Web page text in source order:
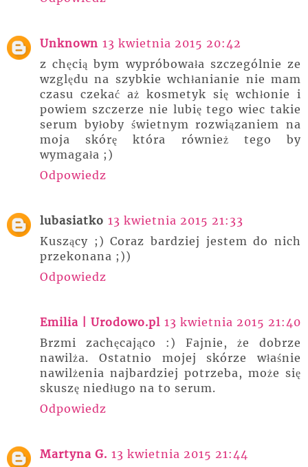
Unknown 13 kwietnia 2015 20:42
z chęcią bym wypróbowała szczególnie ze
względu na szybkie wchłanianie nie mam
czasu czekać aż kosmetyk się wchłonie i
powiem szczerze nie lubię tego wiec takie
serum byłoby świetnym rozwiązaniem na
moja skórę która również tego by
wymagała ;)
Odpowiedz
lubasiatko 13 kwietnia 2015 21:33
Kuszący ;) Coraz bardziej jestem do nich
przekonana ;))
Odpowiedz
Emilia | Urodowo.pl 13 kwietnia 2015 21:40
Brzmi zachęcająco :) Fajnie, że dobrze
nawilża. Ostatnio mojej skórze właśnie
nawilżenia najbardziej potrzeba, może się
skuszę niedługo na to serum.
Odpowiedz
Martyna G. 13 kwietnia 2015 21:44